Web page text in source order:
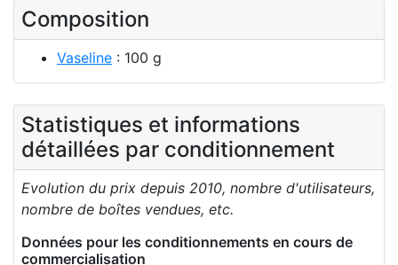
Composition
Vaseline : 100 g
Statistiques et informations
détaillées par conditionnement
Evolution du prix depuis 2010, nombre d'utilisateurs,
nombre de boîtes vendues, etc.
Données pour les conditionnements en cours de
commercialisation